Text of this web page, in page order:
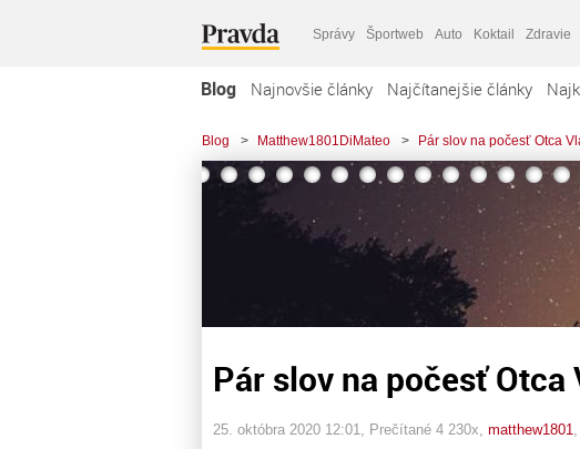
Správy Športweb Auto Koktail Zdravie
Blog Najnovšie články Najčítanejšie články
Blog > Matthew1801DiMateo > Pár slov na počesť Otca
Pár slov na počesť Otca
25. októbra 2020 12:01 , Prečítané 4 230x, matthew1801